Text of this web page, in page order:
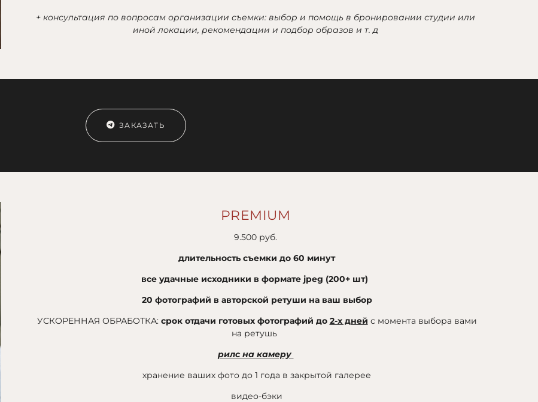
+ консультация по вопросам организации съемки: выбор и помощь в бронировании студии или
иной локации, рекомендации и подбор образов и т. д
ЗАКАЗАТЬ
PREMIUM
9.500 руб.
длительность съемки до 60 минут
все удачные исходники в формате jpeg (200+ шт)
20 фотографий в авторской ретуши на ваш выбор
УСКОРЕННАЯ ОБРАБОТКА: срок отдачи готовых фотографий до 2-х дней с момента выбора вами
на ретушь
рилс на камеру
хранение ваших фото до 1 года в закрытой галерее
видео-бэки